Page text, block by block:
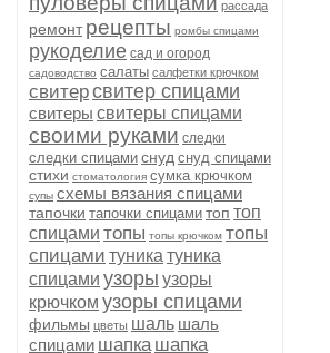
рассада
ремонт рецепты ромбы спицами
рукоделие сад и огород
садоводство салаты салфетки крючком
свитерсвитер спицами
свитеры свитеры спицами
своими руками следки
следки спицами снуд снуд спицами
стихи стоматология сумка крючком
супы схемы вязания спицами
тапочки тапочки спицами топ топ
спицами топы топы крючком топы
спицами туника туника
спицами узоры узоры
крючком узоры спицами
фильмы цветы шаль шаль
спицами шапка шапка